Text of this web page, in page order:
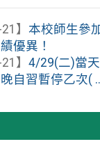
】 本校師生參
優異！
】 4/29(二)當
自習暫停乙次(